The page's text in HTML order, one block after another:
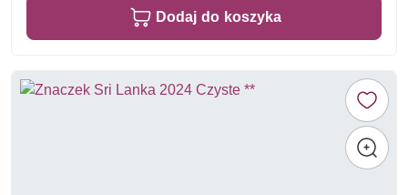
Dodaj do koszyka